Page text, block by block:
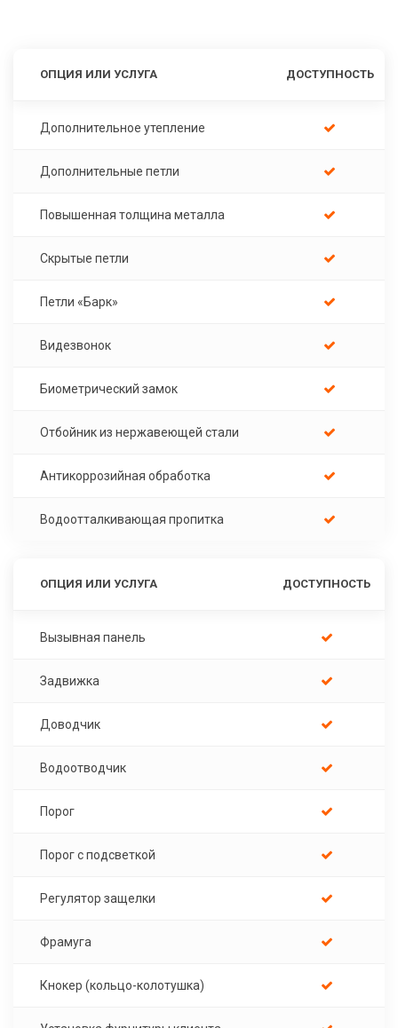
ОПЦИЯ ИЛИ УСЛУГА ДОСТУПНОСТЬ
Дополнительное утепление
Дополнительные петли
Повышенная толщина металла
Скрытые петли
Петли «Барк»
Видезвонок
Биометрический замок
Отбойник из нержавеющей стали
Антикоррозийная обработка
Водоотталкивающая пропитка
ОПЦИЯ ИЛИ УСЛУГА ДОСТУПНОСТЬ
Вызывная панель
Задвижка
Доводчик
Водоотводчик
Порог
Порог с подсветкой
Регулятор защелки
Фрамуга
Кнокер (кольцо-колотушка)